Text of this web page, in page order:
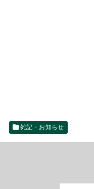
雑記・お知らせ